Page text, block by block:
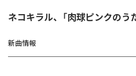
ネコキラル、「肉球ピンクのう
新曲情報